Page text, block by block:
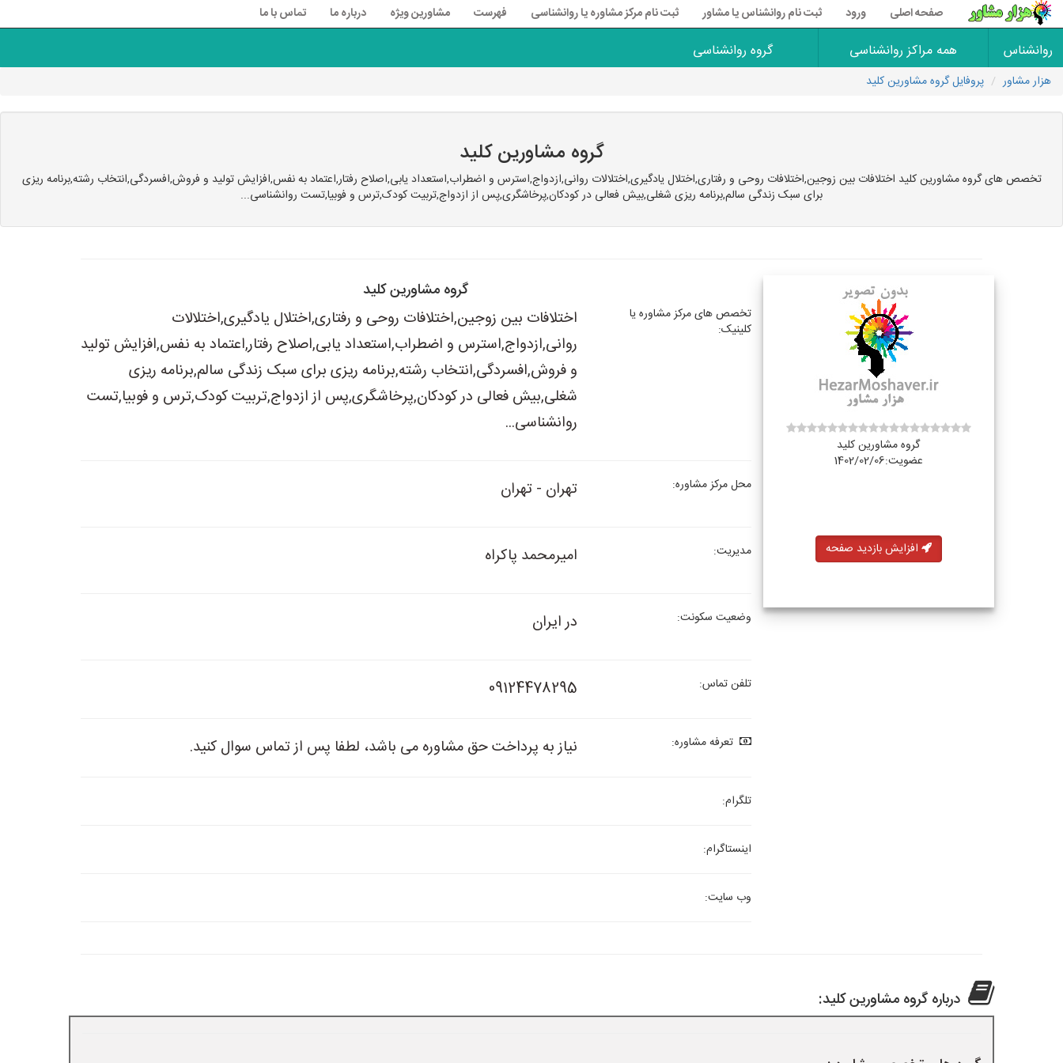
صفحه اصلی ورود ثبت نام روانشناس یا مشاور ثبت نام مرکز مشاوره یا روانشناسی فهرست مشاورین ویژه درباره ما تماس با ما
روانشناس همه مراکز روانشناسی گروه روانشناسی
هزار مشاور پروفایل گروه مشاورین کلید
گروه مشاورین کلید
تخصص های گروه مشاورین کلید اختلافات بین زوجین,اختلافات روحی و رفتاری,اختلال یادگیری,اختلالات روانی,ازدواج,استرس و اضطراب,استعداد یابی,اصلاح رفتار,اعتماد به نفس,افزایش تولید و فروش,افسردگی,انتخاب رشته,برنامه ریزی
برای سبک زندگی سالم,برنامه ریزی شغلی,بیش فعالی در کودکان,پرخاشگری,پس از ازدواج,تربیت کودک,ترس و فوبیا,تست روانشناسی...
گروه مشاورین کلید
عضویت:1402/02/06
افزایش بازدید صفحه
گروه مشاورین کلید
تخصص های مرکز مشاوره یا
کلینیک:
اختلافات بین زوجین,اختلافات روحی و رفتاری,اختلال یادگیری,اختلالات
روانی,ازدواج,استرس و اضطراب,استعداد یابی,اصلاح رفتار,اعتماد به نفس,افزایش تولید
و فروش,افسردگی,انتخاب رشته,برنامه ریزی برای سبک زندگی سالم,برنامه ریزی
شغلی,بیش فعالی در کودکان,پرخاشگری,پس از ازدواج,تربیت کودک,ترس و فوبیا,تست
روانشناسی...
محل مرکز مشاوره: تهران - تهران
مدیریت: امیرمحمد پاکراه
وضعیت سکونت: در ایران
تلفن تماس: 09124478295
تعرفه مشاوره: نیاز به پرداخت حق مشاوره می باشد، لطفا پس از تماس سوال کنید.
تلگرام:
اینستاگرام:
وب سایت:
درباره گروه مشاورین کلید: